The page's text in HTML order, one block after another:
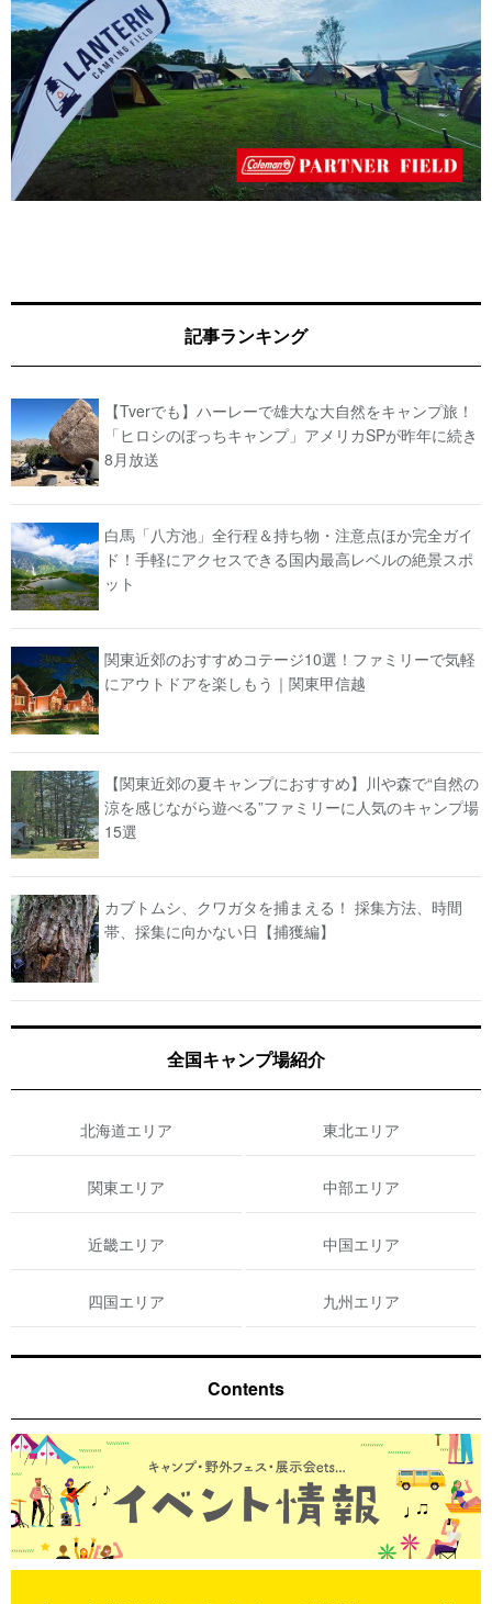
記事ランキング
【Tverでも】ハーレーで雄大な大自然をキャンプ旅！
「ヒロシのぼっちキャンプ」アメリカSPが昨年に続き
8月放送
白馬「八方池」全行程＆持ち物・注意点ほか完全ガイ
ド！手軽にアクセスできる国内最高レベルの絶景スポ
ット
関東近郊のおすすめコテージ10選！ファミリーで気軽
にアウトドアを楽しもう｜関東甲信越
【関東近郊の夏キャンプにおすすめ】川や森で“自然の
涼を感じながら遊べる”ファミリーに人気のキャンプ場
15選
カブトムシ、クワガタを捕まえる！ 採集方法、時間
帯、採集に向かない日【捕獲編】
全国キャンプ場紹介
北海道エリア 東北エリア
関東エリア 中部エリア
近畿エリア 中国エリア
四国エリア 九州エリア
Contents